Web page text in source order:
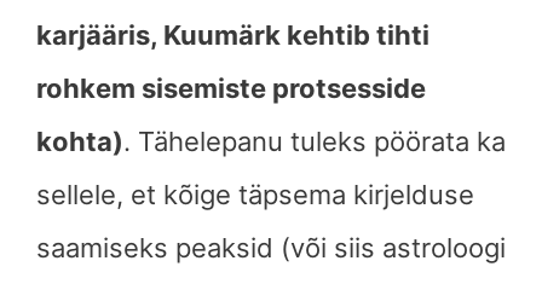
karjääris, Kuumärk kehtib tihti
rohkem sisemiste protsesside
kohta). Tähelepanu tuleks pöörata ka
sellele, et kõige täpsema kirjelduse
saamiseks peaksid (või siis astroloogi